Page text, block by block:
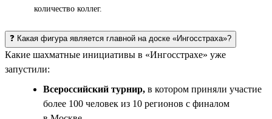
количество коллег.
❓ Какая фигура является главной на доске «Ингосстраха»?
Какие шахматные инициативы в «Ингосстрахе» уже
запустили:
Всероссийский турнир, в котором приняли участие
более 100 человек из 10 регионов с финалом